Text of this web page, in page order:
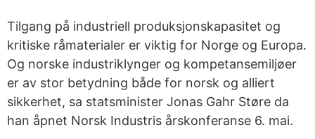
Tilgang på industriell produksjonskapasitet og
kritiske råmaterialer er viktig for Norge og Europa.
Og norske industriklynger og kompetansemiljøer
er av stor betydning både for norsk og alliert
sikkerhet, sa statsminister Jonas Gahr Støre da
han åpnet Norsk Industris årskonferanse 6. mai.